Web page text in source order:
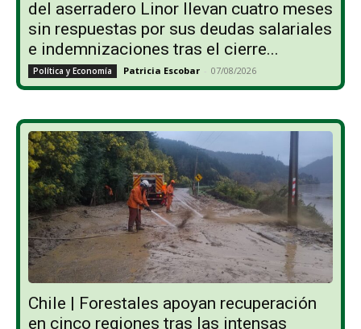
del aserradero Linor llevan cuatro meses
sin respuestas por sus deudas salariales
e indemnizaciones tras el cierre...
Política y Economía Patricia Escobar - 07/08/2026
Chile | Forestales apoyan recuperación
en cinco regiones tras las intensas